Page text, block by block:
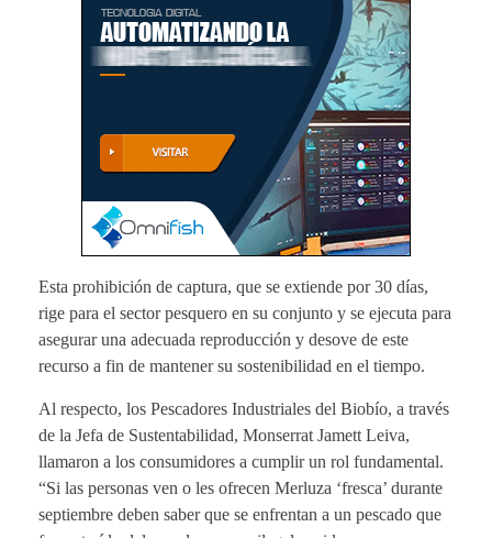
Esta prohibición de captura, que se extiende por 30 días,
rige para el sector pesquero en su conjunto y se ejecuta para
asegurar una adecuada reproducción y desove de este
recurso a fin de mantener su sostenibilidad en el tiempo.
Al respecto, los Pescadores Industriales del Biobío, a través
de la Jefa de Sustentabilidad, Monserrat Jamett Leiva,
llamaron a los consumidores a cumplir un rol fundamental.
“Si las personas ven o les ofrecen Merluza ‘fresca’ durante
septiembre deben saber que se enfrentan a un pescado que